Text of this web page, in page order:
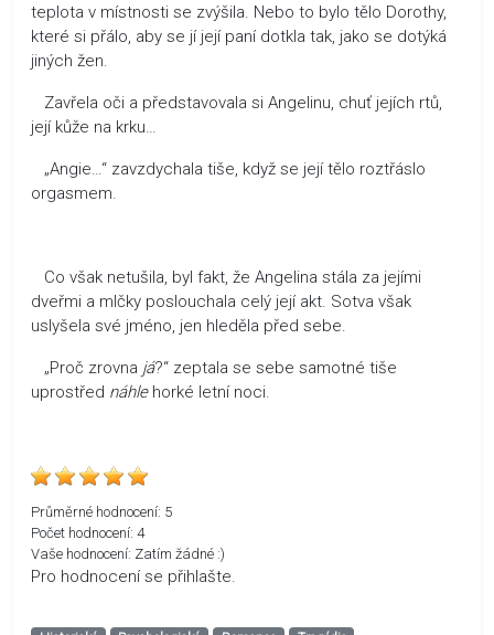
teplota v místnosti se zvýšila. Nebo to bylo tělo Dorothy,
které si přálo, aby se jí její paní dotkla tak, jako se dotýká
jiných žen.
Zavřela oči a představovala si Angelinu, chuť jejích rtů,
její kůže na krku…
„Angie…“ zavzdychala tiše, když se její tělo roztřáslo
orgasmem.
Co však netušila, byl fakt, že Angelina stála za jejími
dveřmi a mlčky poslouchala celý její akt. Sotva však
uslyšela své jméno, jen hleděla před sebe.
„Proč zrovna já?“ zeptala se sebe samotné tiše
uprostřed náhlehorké letní noci.
Průměrné hodnocení: 5
Počet hodnocení: 4
Vaše hodnocení: Zatím žádné :)
Pro hodnocení se přihlašte.